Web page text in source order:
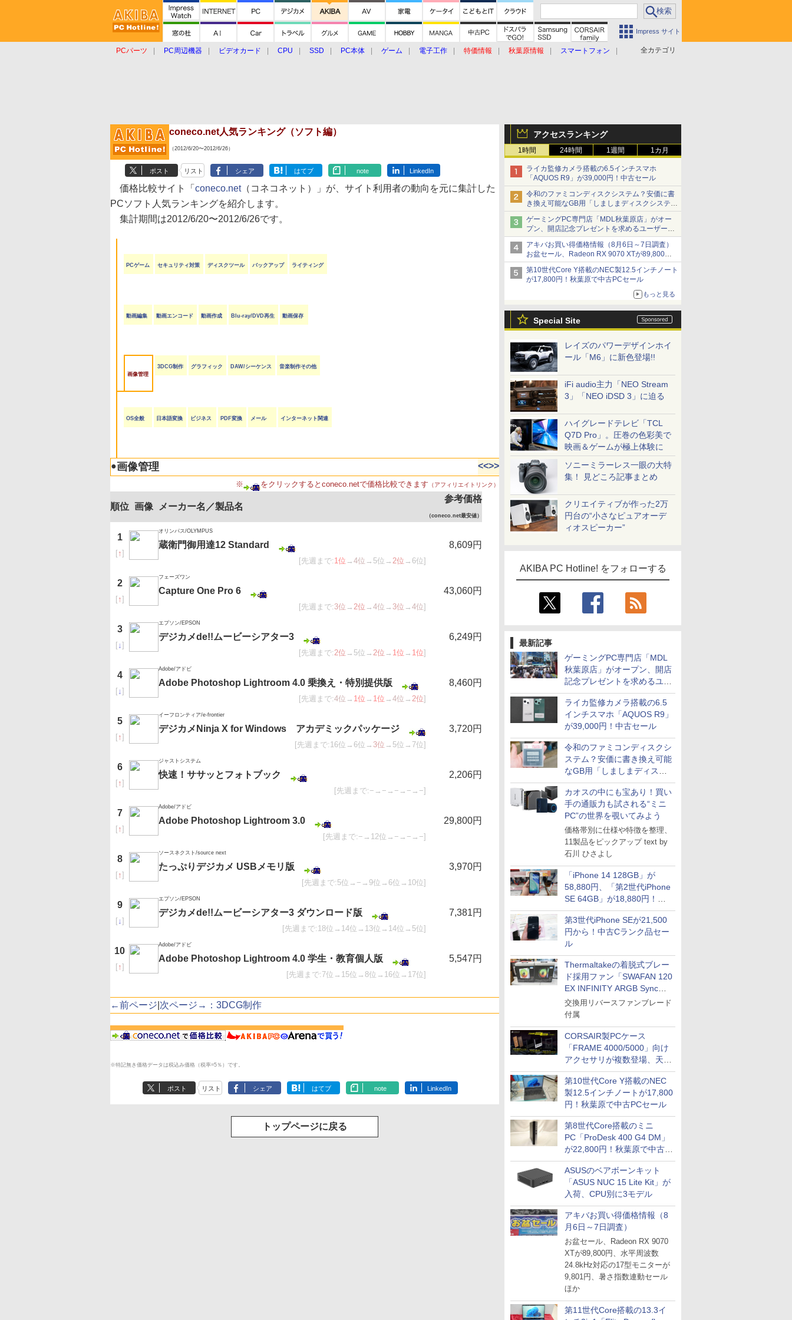
Impress サイト
全カテゴリ
PCパーツ PC周辺機器 ビデオカード CPU SSD PC本体 ゲーム 電子工作 特価情報 秋葉原情報
スマートフォン
アクセスランキング
1時間 24時間 1週間 1カ月
ライカ監修カメラ搭載の6.5インチスマホ
「AQUOS R9」が39,000円！中古セール
令和のファミコンディスクシステム？安価に書
き換え可能なGB用「しましまディスクシステ
ム」
ゲーミングPC専門店「MDL秋葉原店」がオー
プン、開店記念プレゼントを求めるユーザーが
押し寄せ長蛇の列に
アキバお買い得価格情報（8月6日～7日調査）
お盆セール、Radeon RX 9070 XTが89,800
円、水平周波数24.8kHz対応の17型モニターが
9,801円、暑さ指数連動セール ほか
第10世代Core Y搭載のNEC製12.5インチノート
が17,800円！秋葉原で中古PCセール
もっと見る
Special Site
レイズのパワーデザインホイ
ール「M6」に新色登場!!
iFi audio主力「NEO Stream
3」「NEO iDSD 3」に迫る
ハイグレードテレビ「TCL
Q7D Pro」。圧巻の色彩美で
映画＆ゲームが極上体験に
ソニーミラーレス一眼の大特
集！ 見どころ記事まとめ
クリエイティブが作った2万
円台の“小さなピュアオーデ
ィオスピーカー”
AKIBA PC Hotline! をフォローする
最新記事
ゲーミングPC専門店「MDL
秋葉原店」がオープン、開店
記念プレゼントを求めるユー
ザーが押し寄せ長蛇の列に
ライカ監修カメラ搭載の6.5
インチスマホ「AQUOS R9」
が39,000円！中古セール
令和のファミコンディスクシ
ステム？安価に書き換え可能
なGB用「しましまディスク
システム」
カオスの中にも宝あり！買い
手の通販力も試される“ミニ
PC”の世界を覗いてみよう
価格帯別に仕様や特徴を整理、
11製品をピックアップ text by
石川 ひさよし
「iPhone 14 128GB」が
58,880円、「第2世代iPhone
SE 64GB」が18,880円！中
古Bランク品セール
第3世代iPhone SEが21,500
円から！中古Cランク品セー
ル
Thermaltakeの着脱式ブレー
ド採用ファン「SWAFAN 120
EX INFINITY ARGB Sync」
に単品パッケージ
交換用リバースファンブレード
付属
CORSAIR製PCケース
「FRAME 4000/5000」向け
アクセサリが複数登場、天然
木製パネルや背面コネクタ対
応トレイなど
第10世代Core Y搭載のNEC
製12.5インチノートが17,800
円！秋葉原で中古PCセール
第8世代Core搭載のミニ
PC「ProDesk 400 G4 DM」
が22,800円！秋葉原で中古
PCセール
ASUSのベアボーンキット
「ASUS NUC 15 Lite Kit」が
入荷、CPU別に3モデル
アキバお買い得価格情報（8
月6日～7日調査）
お盆セール、Radeon RX 9070
XTが89,800円、水平周波数
24.8kHz対応の17型モニターが
9,801円、暑さ指数連動セール
ほか
第11世代Core搭載の13.3イ
coneco.net人気ランキング（ソフト編）
（2012/6/20〜2012/6/26）
ポスト リスト シェア はてブ note LinkedIn
価格比較サイト「 coneco.net（コネコネット）」が、サイト利用者の動向を元に集計した
PCソフト人気ランキングを紹介します。
集計期間は2012/6/20〜2012/6/26です。
PCゲーム セキュリティ対策 ディスクツール バックアップ ライティング
動画編集 動画エンコード 動画作成 Blu-ray/DVD再生 動画保存
画像管理
3DCG制作 グラフィック DAW/シーケンス 音楽制作その他
OS全般 日本語変換 ビジネス PDF変換 メール インターネット関連
●画像管理 <<>>
※ をクリックするとconeco.netで価格比較できます （アフィリエイトリンク）
順位 画像 メーカー名／製品名
参考価格
（coneco.net最安値）
1
[↑]
オリンパス/OLYMPUS
蔵衛門御用達12 Standard
[先週まで:1位 → 4位 →5位→ 2位 →6位]
8,609円
2
[↑]
フェーズワン
Capture One Pro 6
[先週まで:3位 → 2位 → 4位 → 3位 → 4位]
43,060円
3
[↓]
エプソン/EPSON
デジカメde!!ムービーシアター3
[先週まで:2位 →5位→ 2位 → 1位 → 1位]
6,249円
4
[↓]
Adobe/アドビ
Adobe Photoshop Lightroom 4.0 乗換え・特別提供版
[先週まで:4位 → 1位 → 1位 → 4位 → 2位]
8,460円
5
[↑]
イーフロンティア/e-frontier
デジカメNinja X for Windows アカデミックパッケージ
[先週まで:16位→6位→ 3位 →5位→7位]
3,720円
6
[↑]
ジャストシステム
快速！ササッとフォトブック
[先週まで:−→−→−→−→−]
2,206円
7
[↑]
Adobe/アドビ
Adobe Photoshop Lightroom 3.0
[先週まで:−→12位→−→−→−]
29,800円
8
[↑]
ソースネクスト/source next
たっぷりデジカメ USBメモリ版
[先週まで:5位→−→9位→6位→10位]
3,970円
9
[↓]
エプソン/EPSON
デジカメde!!ムービーシアター3 ダウンロード版
[先週まで:18位→14位→13位→14位→5位]
7,381円
10
[↑]
Adobe/アドビ
Adobe Photoshop Lightroom 4.0 学生・教育個人版
[先週まで:7位→15位→8位→16位→17位]
5,547円
←前ページ 次ページ→：3DCG制作
※特記無き価格データは税込み価格（税率=5％）です。
ポスト リスト シェア はてブ note LinkedIn
トップページに戻る